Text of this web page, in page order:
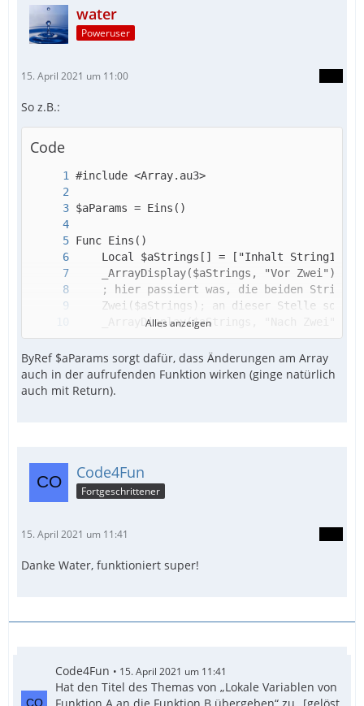
water
Poweruser
15. April 2021 um 11:00
So z.B.:
Code
Alles anzeigen
ByRef $aParams sorgt dafür, dass Änderungen am Array
auch in der aufrufenden Funktion wirken (ginge natürlich
auch mit Return).
Code4Fun
Fortgeschrittener
15. April 2021 um 11:41
Danke Water, funktioniert super!
Code4Fun 15. April 2021 um 11:41
Hat den Titel des Themas von „Lokale Variablen von